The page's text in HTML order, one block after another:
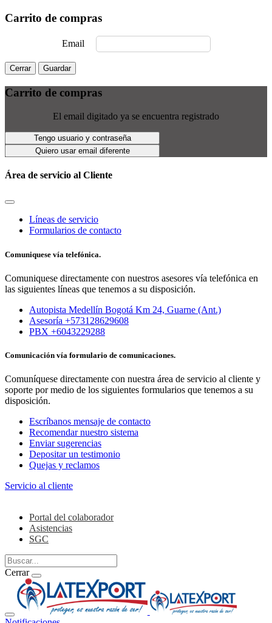
Carrito de compras
Email
Cerrar Guardar
Carrito de compras
El email digitado ya se encuentra registrado
Tengo usuario y contraseña
Quiero usar email diferente
Área de servicio al Cliente
Líneas de servicio
Formularios de contacto
Comuniquese vía telefónica.
Comuniquese directamente con nuestros asesores vía telefónica en
las siguientes líneas que tenemos a su disposición.
Autopista Medellín Bogotá Km 24, Guarne (Ant.)
Asesoría +573128629608
PBX +6043229288
Comunicación vía formulario de comunicaciones.
Comuníquese directamente con nuestra área de servicio al cliente y
soporte por medio de los siguientes formularios que tenemos a su
disposición.
Escríbanos mensaje de contacto
Recomendar nuestro sistema
Enviar sugerencias
Depositar un testimonio
Quejas y reclamos
Servicio al cliente
Portal del colaborador
Asistencias
SGC
Cerrar